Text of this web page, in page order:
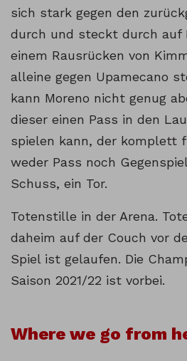
sich stark gegen den
durch und steckt durch auf
einem Rausrücken von
alleine gegen Upamecano
kann Moreno nicht genug
dieser einen Pass in den
spielen kann, der komplett
weder Pass noch
Schuss, ein Tor.
Totenstille in der Arena.
daheim auf der Couch vor
Spiel ist gelaufen. Die
Saison 2021/22 ist vorbei.
Where we go from